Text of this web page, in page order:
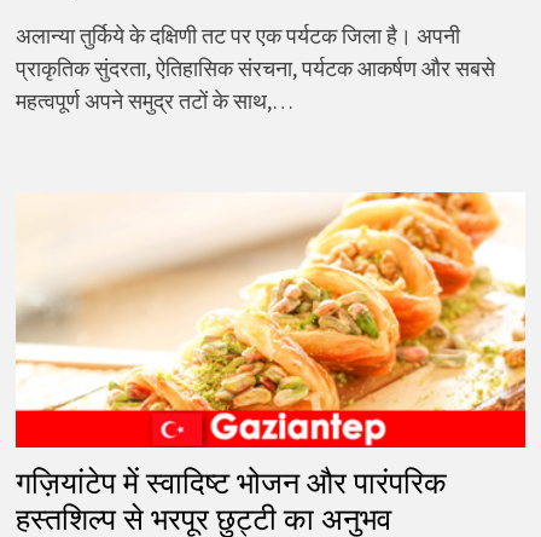
अलान्या तुर्किये के दक्षिणी तट पर एक पर्यटक जिला है। अपनी
प्राकृतिक सुंदरता, ऐतिहासिक संरचना, पर्यटक आकर्षण और सबसे
महत्वपूर्ण अपने समुद्र तटों के साथ,…
गज़ियांटेप में स्वादिष्ट भोजन और पारंपरिक
हस्तशिल्प से भरपूर छुट्टी का अनुभव